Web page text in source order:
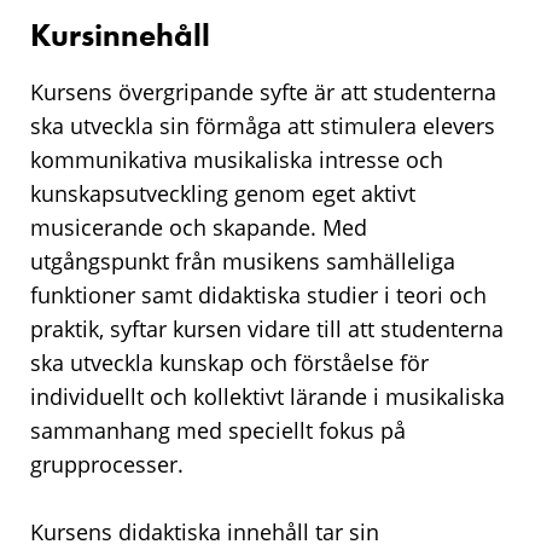
Kursinnehåll
Kursens övergripande syfte är att studenterna
ska utveckla sin förmåga att stimulera elevers
kommunikativa musikaliska intresse och
kunskapsutveckling genom eget aktivt
musicerande och skapande. Med
utgångspunkt från musikens samhälleliga
funktioner samt didaktiska studier i teori och
praktik, syftar kursen vidare till att studenterna
ska utveckla kunskap och förståelse för
individuellt och kollektivt lärande i musikaliska
sammanhang med speciellt fokus på
grupprocesser.
Kursens didaktiska innehåll tar sin